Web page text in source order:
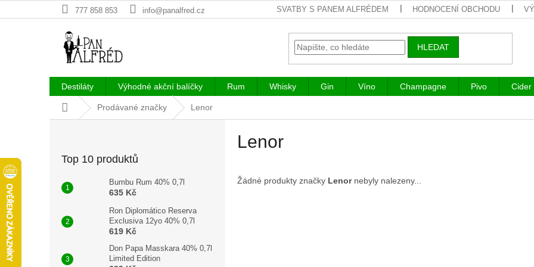
na
777 858 853 info@panalfred.cz SVATBY S PANEM ALFRÉDEM HODNOCENÍ OBCHODU
HLEDAT
Destiláty Výhodné akční balíčky Rum Whisky Gin Víno Champagne Pivo Cider
Domů Prodávané značky Lenor
Top 10 produktů
Bumbu Rum 40% 0,7l
635 Kč
Ron Diplomático Reserva
Exclusiva 12yo 40% 0,7l
619 Kč
Don Papa Masskara 40% 0,7l
Limited Edition
Lenor
Žádné produkty značky Lenornebyly nalezeny...